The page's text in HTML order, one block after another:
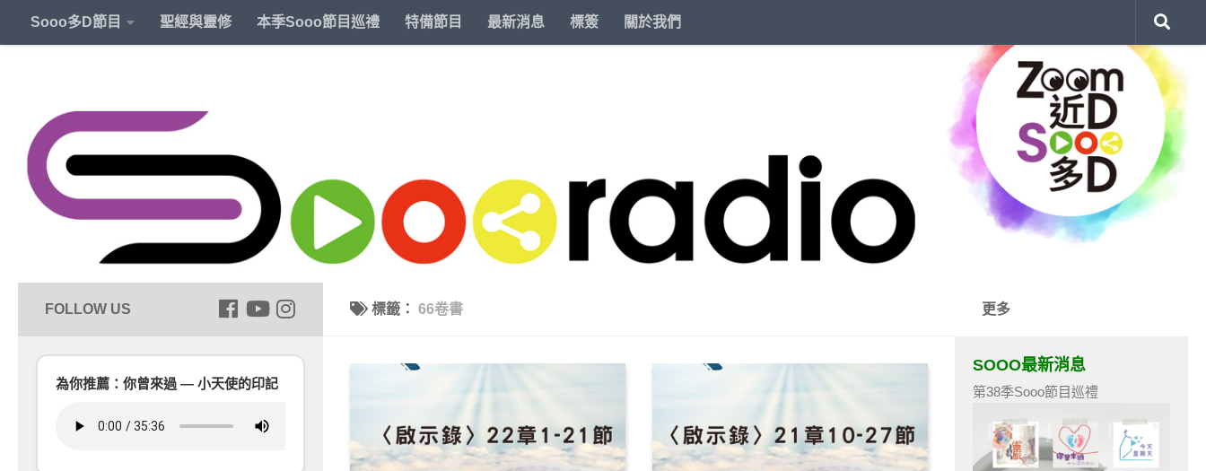
Sooo多D節目 聖經與靈修 本季Sooo節目巡禮 特備節目 最新消息 標簽 關於我們
標籤： 66卷書
為你推薦：你曾來過 — 小天使的印記
更多
SOOO最新消息
第38季Sooo節目巡禮